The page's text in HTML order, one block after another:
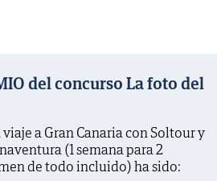
del concurso La foto del
a Gran Canaria con Soltour y
(1 semana para 2
de todo incluido) ha sido: